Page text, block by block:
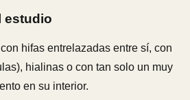
estudio
hifas entrelazadas entre sí, con
hialinas o con tan solo un muy
en su interior.